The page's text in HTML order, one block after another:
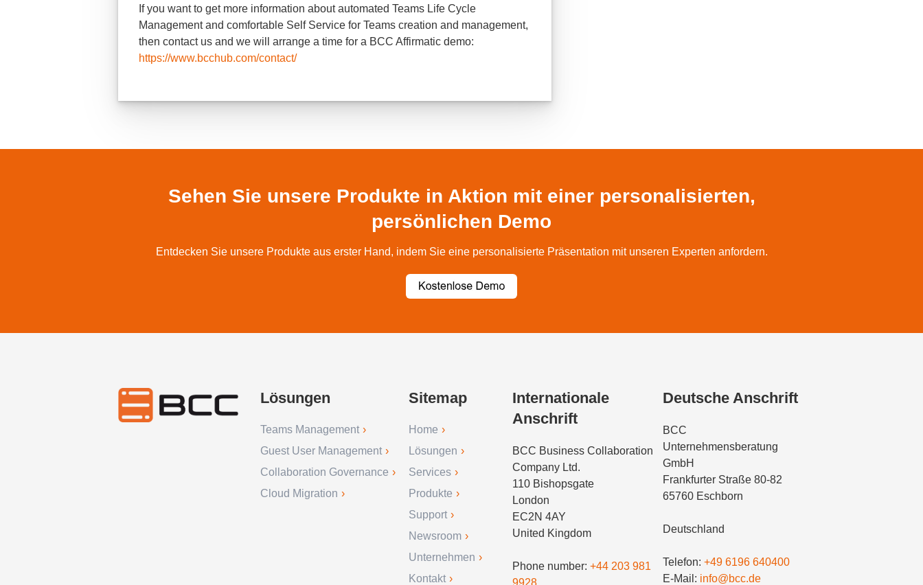
If you want to get more information about automated Teams Life Cycle
Management and comfortable Self Service for Teams creation and management,
then contact us and we will arrange a time for a BCC Affirmatic demo:
https://www.bcchub.com/contact/
Sehen Sie unsere Produkte in Aktion mit einer personalisierten,
persönlichen Demo
Entdecken Sie unsere Produkte aus erster Hand, indem Sie eine personalisierte Präsentation mit unseren Experten anfordern.
Lösungen
Teams Management
Guest User Management
Collaboration Governance
Cloud Migration
Sitemap
Home
Lösungen
Services
Produkte
Support
Newsroom
Unternehmen
Kontakt
Internationale
Anschrift
BCC Business Collaboration
Company Ltd.
110 Bishopsgate
London
EC2N 4AY
United Kingdom
Phone number: +44 203 981
9928
Deutsche Anschrift
BCC
Unternehmensberatung
GmbH
Frankfurter Straße 80-82
65760 Eschborn
Deutschland
Telefon:+49 6196 640400
E-Mail: info@bcc.de